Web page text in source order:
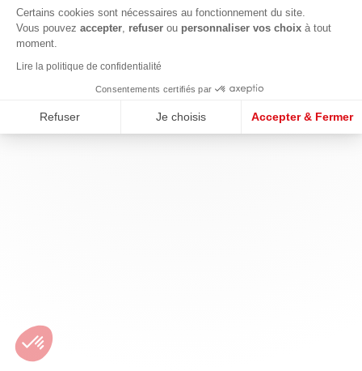
Certains cookies sont nécessaires au fonctionnement du site.
Vous pouvez accepter refuser ou personnaliser vos choix à tout
moment.
Lire la politique de confidentialité
Consentements certifiés par
Refuser Je choisis Accepter & Fermer
Axeptio consent